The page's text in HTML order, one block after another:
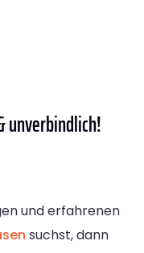
unverbindlich!
und erfahrenen
suchst, dann